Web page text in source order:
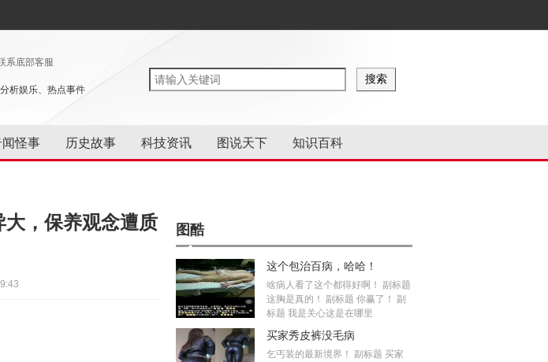
系底部客服
析娱乐、热点事件
闻怪事 历史故事 科技资讯 图说天下 知识百科
，保养观念遭质
图酷
这个包治百病，哈哈！
啥病人看了这个都得好啊！ 副标题
这胸是真的！ 副标题 你赢了！ 副
标题 我是关心这是在哪里
买家秀皮裤没毛病
乞丐装的最新境界！ 副标题 买家